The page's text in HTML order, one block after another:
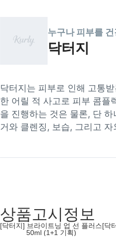
누구나 피부를 건
닥터지
닥터지는 피부로 인해 고통
한 어릴 적 사고로 피부 콤플
을 진행하는 것은 물론, 단
거와 클렌징, 보습, 그리고
상품고시정보
[닥터지] 브라이트닝 업 선 플러스
50ml (1+1 기획)
[닥